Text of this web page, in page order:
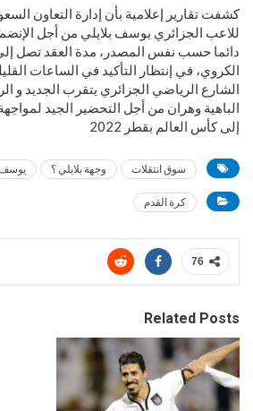
كشفت تقارير إعلامية بأن إدارة التعاون
للاعب الجزائري يوسف بلايلي من أجل
دائما حسب نفس المصدر، مدة العقد تصل
الكروي، في إنتظار التأكيد في الساعات
الشارع الرياضي الجزائري يتقرب الجديد
الباهية وهران من أجل التحضير الجيد
إلى كأس العالم بقطر 2022
سوق انتقلات وجهة بلايلي ؟ يوسف
كرة القدم
76
Related Posts